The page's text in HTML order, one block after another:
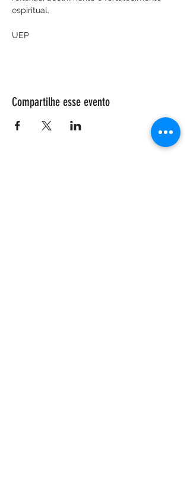
espiritual.
UEP
Compartilhe esse evento